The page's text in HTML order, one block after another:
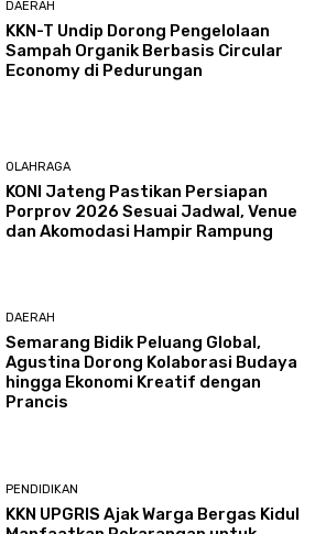
DAERAH
KKN-T Undip Dorong Pengelolaan
Sampah Organik Berbasis Circular
Economy di Pedurungan
OLAHRAGA
KONI Jateng Pastikan Persiapan
Porprov 2026 Sesuai Jadwal, Venue
dan Akomodasi Hampir Rampung
DAERAH
Semarang Bidik Peluang Global,
Agustina Dorong Kolaborasi Budaya
hingga Ekonomi Kreatif dengan
Prancis
PENDIDIKAN
KKN UPGRIS Ajak Warga Bergas Kidul